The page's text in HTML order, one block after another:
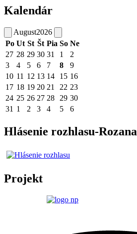
Kalendár
August2026
Po Ut St Št Pia So Ne
27 28 29 30 31 1
2
3
4 5 6 7 8
9
10 11 12 13 14 15 16
17 18 19 20 21 22 23
24 25 26 27 28 29 30
31 1 2 3 4 5 6
Hlásenie rozhlasu-Rozana
Projekt